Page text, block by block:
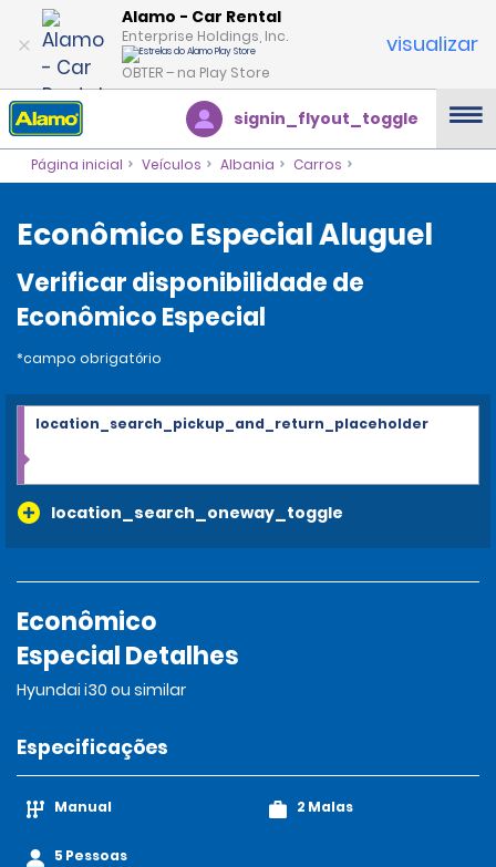
Alamo - Car Rental
Enterprise Holdings, Inc.
OBTER – na Play Store
visualizar
signin_flyout_toggle
Página inicial Veículos Albania Carros
Econômico Especial Aluguel
Verificar disponibilidade de
Econômico Especial
*campo obrigatório
location_search_oneway_toggle
location_search_pickup_and_return_placeholder
Econômico
Especial Detalhes
Hyundai i30 ou similar
Especificações
Manual
5 Pessoas
2 Malas